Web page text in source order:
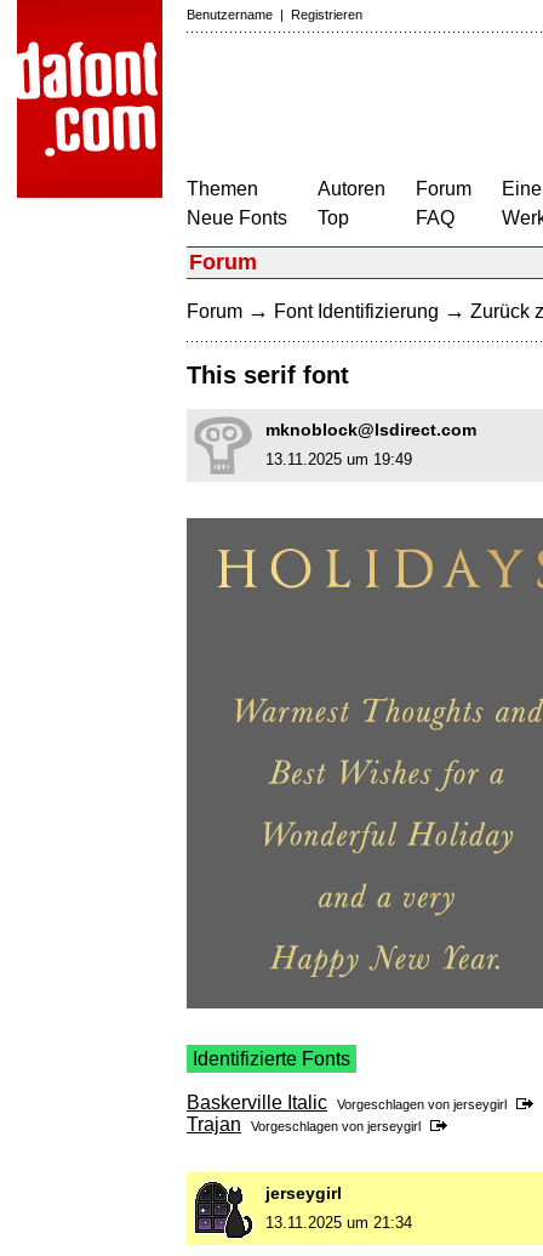
Benutzername | Registrieren
Themen
Neue Fonts
Autoren
Top
Forum
FAQ
Forum
Forum → Font Identifizierung → Zurück
This serif font
mknoblock@lsdirect.com
13.11.2025 um 19:49
Identifizierte Fonts
Baskerville Italic Vorgeschlagen von jerseygirl
Trajan Vorgeschlagen von jerseygirl
jerseygirl
13.11.2025 um 21:34